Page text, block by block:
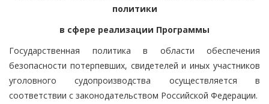
политики
в сфере реализации Программы
Государственная политика в области обеспечения
безопасности потерпевших, свидетелей и иных участников
уголовного судопроизводства осуществляется в
соответствии с законодательством Российской Федерации.